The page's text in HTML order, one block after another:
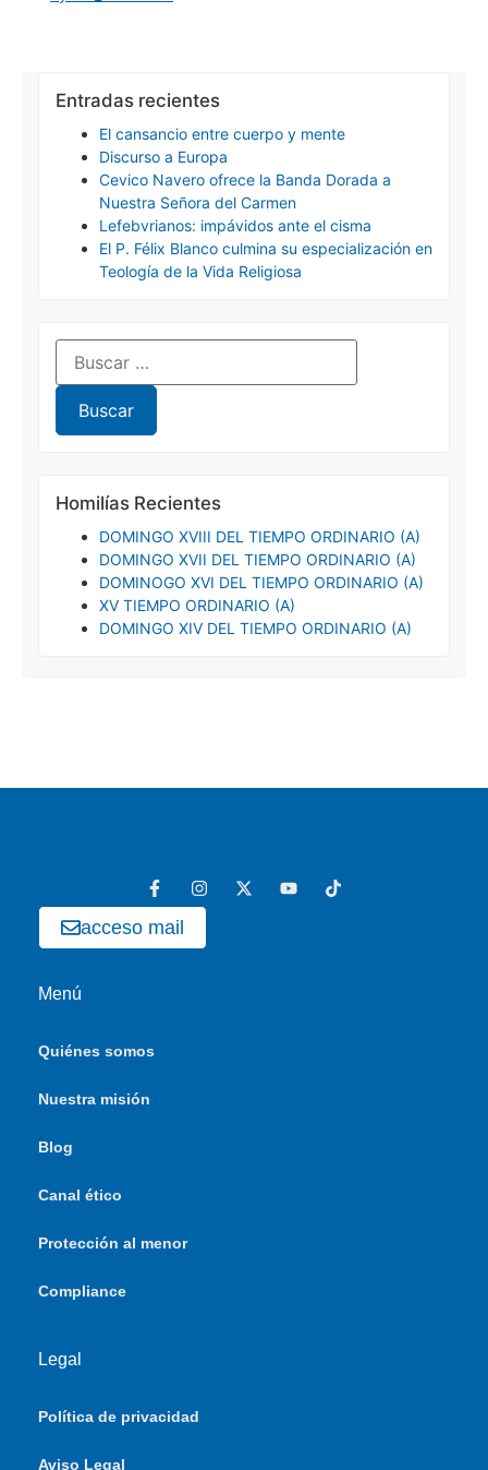
Entradas recientes
El cansancio entre cuerpo y mente
Discurso a Europa
Cevico Navero ofrece la Banda Dorada a
Nuestra Señora del Carmen
Lefebvrianos: impávidos ante el cisma
El P. Félix Blanco culmina su especialización en
Teología de la Vida Religiosa
Homilías Recientes
DOMINGO XVIII DEL TIEMPO ORDINARIO (A)
DOMINGO XVII DEL TIEMPO ORDINARIO (A)
DOMINOGO XVI DEL TIEMPO ORDINARIO (A)
XV TIEMPO ORDINARIO (A)
DOMINGO XIV DEL TIEMPO ORDINARIO (A)
acceso mail
Menú
Quiénes somos
Nuestra misión
Blog
Canal ético
Protección al menor
Compliance
Legal
Política de privacidad
Aviso Legal